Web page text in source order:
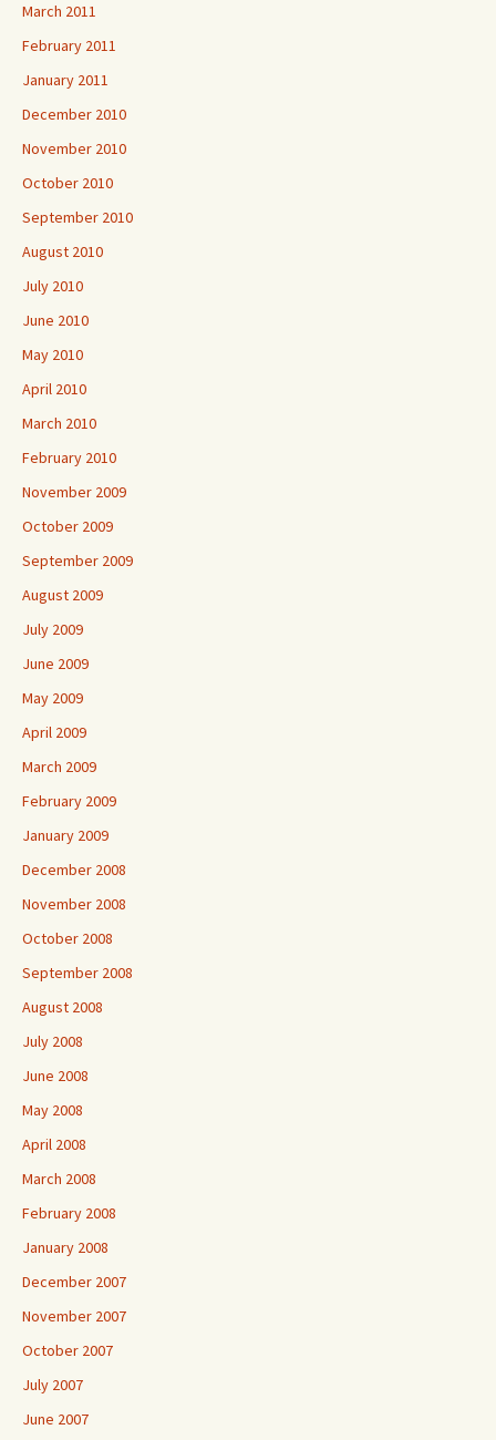
March 2011
February 2011
January 2011
December 2010
November 2010
October 2010
September 2010
August 2010
July 2010
June 2010
May 2010
April 2010
March 2010
February 2010
November 2009
October 2009
September 2009
August 2009
July 2009
June 2009
May 2009
April 2009
March 2009
February 2009
January 2009
December 2008
November 2008
October 2008
September 2008
August 2008
July 2008
June 2008
May 2008
April 2008
March 2008
February 2008
January 2008
December 2007
November 2007
October 2007
July 2007
June 2007